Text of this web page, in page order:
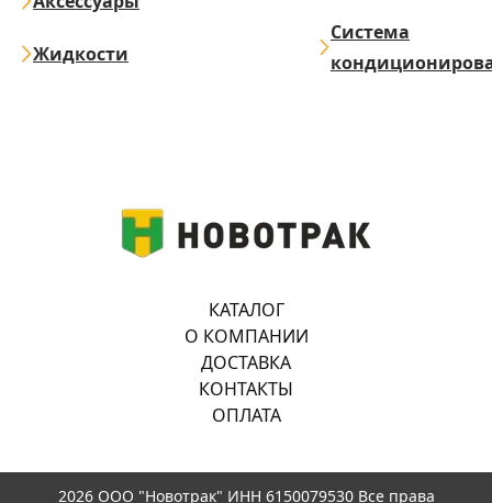
Жидкости
Система
КАТАЛОГ
О КОМПАНИИ
ДОСТАВКА
КОНТАКТЫ
ОПЛАТА
2026 ООО "Новотрак" ИНН 6150079530 Все права